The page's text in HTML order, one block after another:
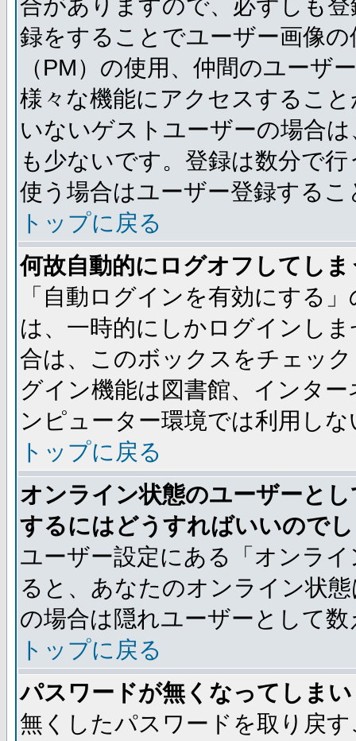
合がありますので、必ずしも
録をすることでユーザー画像
（PM）の使用、仲間のユーザ
様々な機能にアクセスするこ
いないゲストユーザーの場合
も少ないです。登録は数分で
使う場合はユーザー登録する
トップに戻る
何故自動的にログオフしてし
「自動ログインを有効にする
は、一時的にしかログインし
合は、このボックスをチェッ
グイン機能は図書館、インタ
ンピューター環境では利用し
トップに戻る
オンライン状態のユーザーと
するにはどうすればいいので
ユーザー設定にある「オンラ
ると、あなたのオンライン状
の場合は隠れユーザーとして
トップに戻る
パスワードが無くなってしま
無くしたパスワードを取り戻